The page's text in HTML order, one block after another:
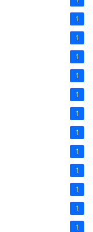
1
1
1
1
1
1
1
1
1
1
1
1